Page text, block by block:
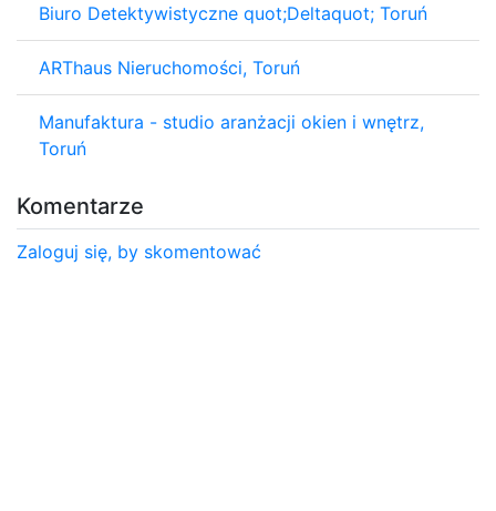
Biuro Detektywistyczne quot;Deltaquot; Toruń
ARThaus Nieruchomości, Toruń
Manufaktura - studio aranżacji okien i wnętrz,
Toruń
Komentarze
Zaloguj się, by skomentować